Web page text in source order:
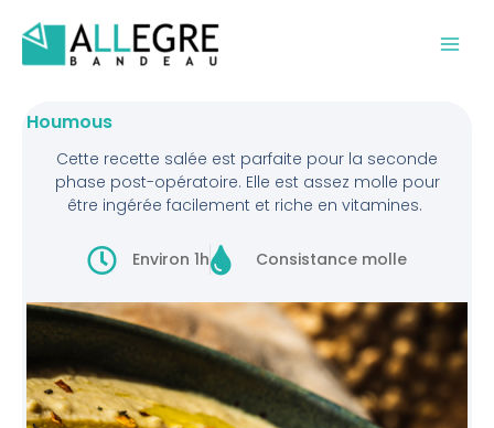
contenu
Houmous
Cette recette salée est parfaite pour la seconde
phase post-opératoire. Elle est assez molle pour
être ingérée facilement et riche en vitamines.
Environ 1h Consistance molle